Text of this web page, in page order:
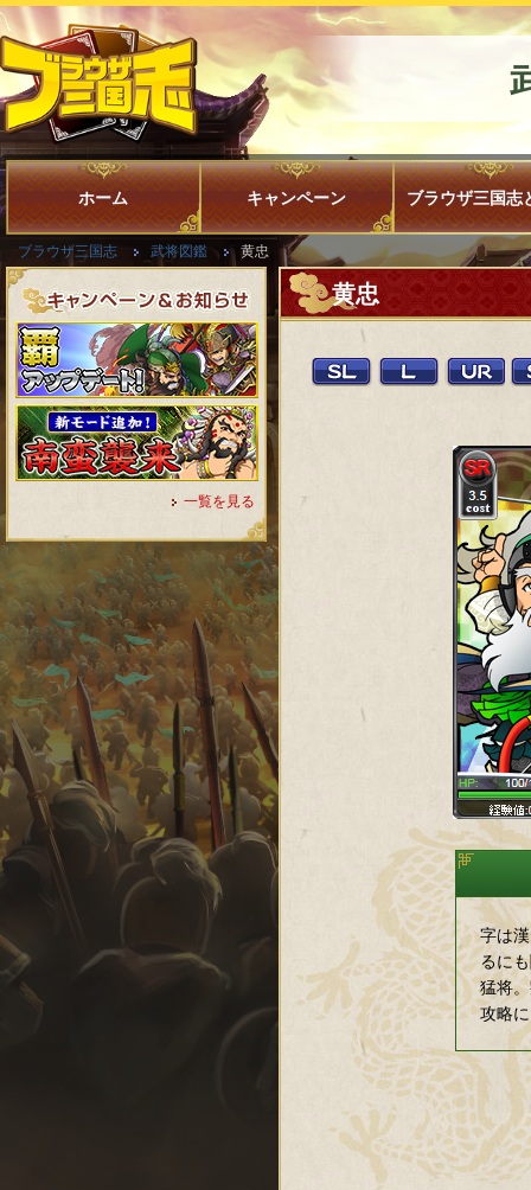
ホーム キャンペーン ブラウザ三国志
ブラウザ三国志 武将図鑑 黄忠
一覧を見る
黄忠
字は
るに
猛将
攻略